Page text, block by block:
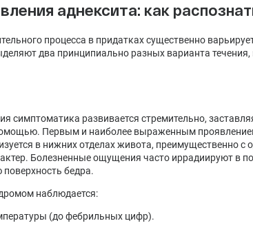
аднексита: как
процесса в придатках существенно
два принципиально разных варианта
симптоматика развивается стремительно,
Первым и наиболее выраженным
в нижних отделах живота, преимущественно с
Болезненные ощущения часто иррадиируют в
бедра.
наблюдается:
(до фебрильных цифр).